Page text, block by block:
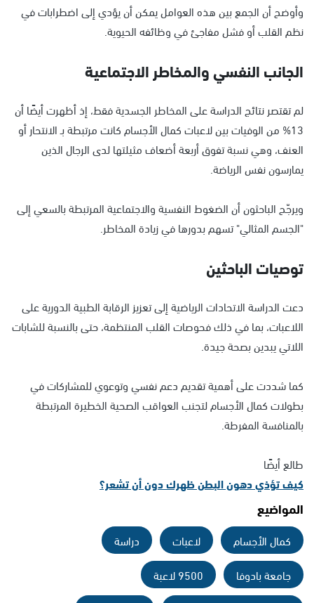
وأوضح أن الجمع بين هذه العوامل يمكن أن يؤدي إلى اضطرابات في
نظم القلب أو فشل مفاجئ في وظائفه الحيوية.
الجانب النفسي والمخاطر الاجتماعية
لم تقتصر نتائج الدراسة على المخاطر الجسدية فقط، إذ أظهرت أيضًا أن
13% من الوفيات بين لاعبات كمال الأجسام كانت مرتبطة بـ الانتحار أو
العنف، وهي نسبة تفوق أربعة أضعاف مثيلتها لدى الرجال الذين
يمارسون نفس الرياضة.
ويرجّح الباحثون أن الضغوط النفسية والاجتماعية المرتبطة بالسعي إلى
"الجسم المثالي" تسهم بدورها في زيادة المخاطر.
توصيات الباحثين
دعت الدراسة الاتحادات الرياضية إلى تعزيز الرقابة الطبية الدورية على
اللاعبات، بما في ذلك فحوصات القلب المنتظمة، حتى بالنسبة للشابات
اللاتي يبدين بصحة جيدة.
كما شددت على أهمية تقديم دعم نفسي وتوعوي للمشاركات في
بطولات كمال الأجسام لتجنب العواقب الصحية الخطيرة المرتبطة
بالمنافسة المفرطة.
طالع أيضًا
كيف تؤذي دهون البطن ظهرك دون أن تشعر؟
المواضيع
كمال الأجسام لاعبات
دراسة
جامعة بادوفا
9500 لاعبة